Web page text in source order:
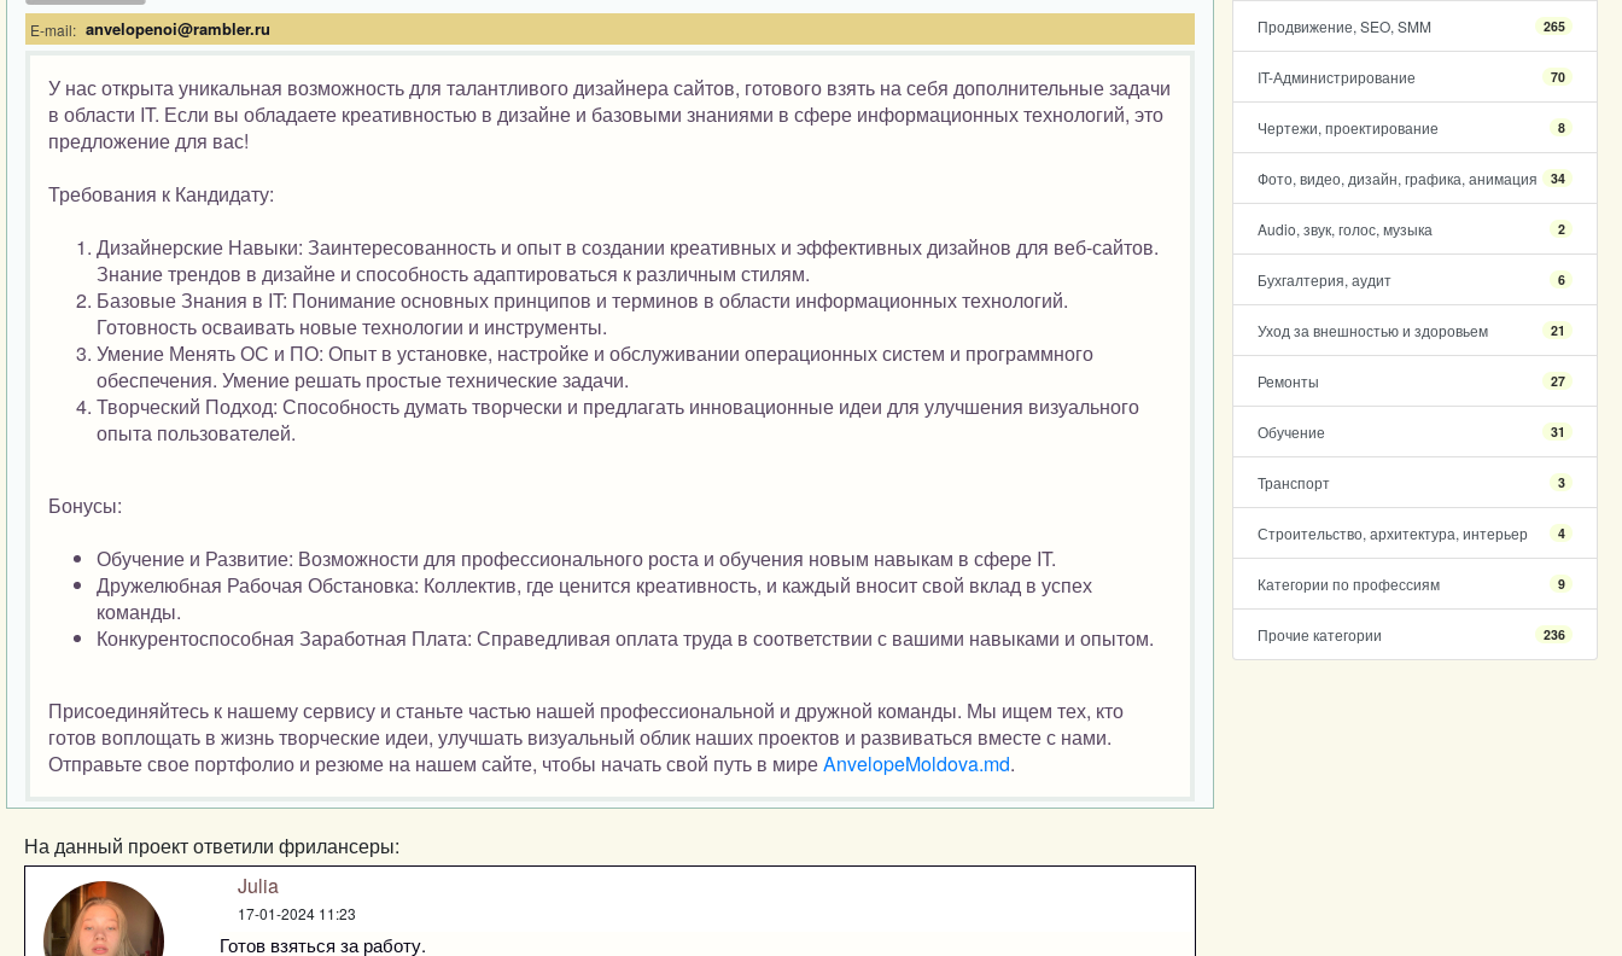
Продвижение, SEO, SMM 265
IT-Администрирование 70
Чертежи, проектирование 8
Фото, видео, дизайн, графика, анимация 34
Audio, звук, голос, музыка 2
Бухгалтерия, аудит 6
Уход за внешностью и здоровьем 21
Ремонты 27
Обучение 31
Транспорт 3
Строительство, архитектура, интерьер 4
Категории по профессиям 9
Прочие категории 236
E-mail: anvelopenoi@rambler.ru
У нас открыта уникальная возможность для талантливого дизайнера сайтов, готового взять на себя дополнительные задачи
в области IT. Если вы обладаете креативностью в дизайне и базовыми знаниями в сфере информационных технологий, это
предложение для вас!
Требования к Кандидату:
Дизайнерские Навыки: Заинтересованность и опыт в создании креативных и эффективных дизайнов для веб-сайтов.
Знание трендов в дизайне и способность адаптироваться к различным стилям.
Базовые Знания в IT: Понимание основных принципов и терминов в области информационных технологий.
Готовность осваивать новые технологии и инструменты.
Умение Менять ОС и ПО: Опыт в установке, настройке и обслуживании операционных систем и программного
обеспечения. Умение решать простые технические задачи.
Творческий Подход: Способность думать творчески и предлагать инновационные идеи для улучшения визуального
опыта пользователей.
Бонусы:
Обучение и Развитие: Возможности для профессионального роста и обучения новым навыкам в сфере IT.
Дружелюбная Рабочая Обстановка: Коллектив, где ценится креативность, и каждый вносит свой вклад в успех
команды.
Конкурентоспособная Заработная Плата: Справедливая оплата труда в соответствии с вашими навыками и опытом.
Присоединяйтесь к нашему сервису и станьте частью нашей профессиональной и дружной команды. Мы ищем тех, кто
готов воплощать в жизнь творческие идеи, улучшать визуальный облик наших проектов и развиваться вместе с нами.
Отправьте свое портфолио и резюме на нашем сайте, чтобы начать свой путь в миреAnvelopeMoldova.md.
На данный проект ответили фрилансеры:
Julia
17-01-2024 11:23
Готов взяться за работу.